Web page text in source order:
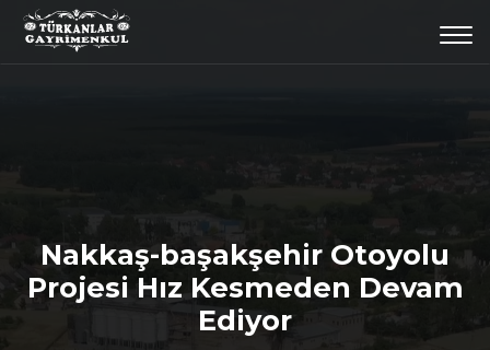
Nakkaş-başakşehir Otoyolu
Projesi Hız Kesmeden Devam
Ediyor